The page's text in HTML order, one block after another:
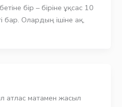
бір – біріне ұқсас 10
бар. Олардың ішіне ақ,
атлас матамен жасыл